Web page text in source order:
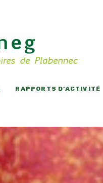
RAPPORTS D’ACTIVITÉ